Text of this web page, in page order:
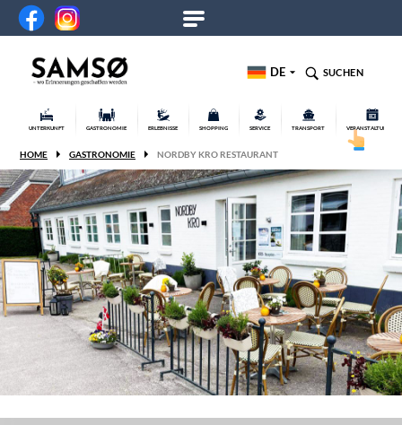
DE SUCHEN
UNTERKUNFT GASTRONOMIE ERLEBNISSE SHOPPING SERVICE TRANSPORT VERANSTALTUNGEN
HOME GASTRONOMIE NORDBY KRO RESTAURANT